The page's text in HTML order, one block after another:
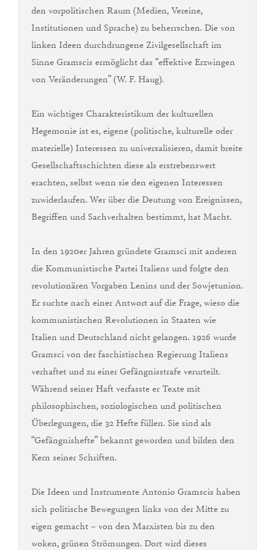
den vorpolitischen Raum (Medien, Vereine,
Institutionen und Sprache) zu beherrschen. Die von
linken Ideen durchdrungene Zivilgesellschaft im
Sinne Gramscis ermöglicht das “effektive Erzwingen
von Veränderungen” (W. F. Haug).
Ein wichtiges Charakteristikum der kulturellen
Hegemonie ist es, eigene (politische, kulturelle oder
materielle) Interessen zu universalisieren, damit breite
Gesellschaftsschichten diese als erstrebenswert
erachten, selbst wenn sie den eigenen Interessen
zuwiderlaufen. Wer über die Deutung von Ereignissen,
Begriffen und Sachverhalten bestimmt, hat Macht.
In den 1920er Jahren gründete Gramsci mit anderen
die Kommunistische Partei Italiens und folgte den
revolutionären Vorgaben Lenins und der Sowjetunion.
Er suchte nach einer Antwort auf die Frage, wieso die
kommunistischen Revolutionen in Staaten wie
Italien und Deutschland nicht gelangen. 1926 wurde
Gramsci von der faschistischen Regierung Italiens
verhaftet und zu einer Gefängnisstrafe verurteilt.
Während seiner Haft verfasste er Texte mit
philosophischen, soziologischen und politischen
Überlegungen, die 32 Hefte füllen. Sie sind als
“Gefängnishefte” bekannt geworden und bilden den
Kern seiner Schriften.
Die Ideen und Instrumente Antonio Gramscis haben
sich politische Bewegungen links von der Mitte zu
eigen gemacht – von den Marxisten bis zu den
woken, grünen Strömungen. Dort wird dieses